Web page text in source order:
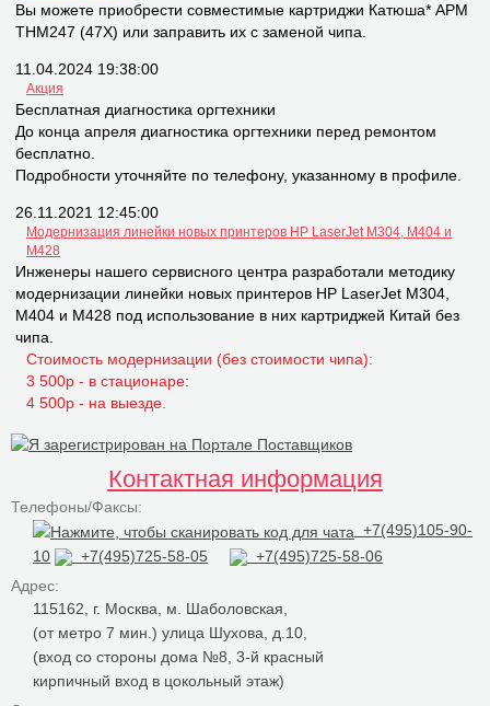
Вы можете приобрести совместимые картриджи Катюша* APM
THM247 (47X) или заправить их с заменой чипа.
11.04.2024 19:38:00
Акция
Бесплатная диагностика оргтехники
До конца апреля диагностика оргтехники перед ремонтом
бесплатно.
Подробности уточняйте по телефону, указанному в профиле.
26.11.2021 12:45:00
Модернизация линейки новых принтеров НР LaserJet M304, M404 и
M428
Инженеры нашего сервисного центра разработали методику
модернизации линейки новых принтеров НР LaserJet M304,
M404 и M428 под использование в них картриджей Китай без
чипа.
Стоимость модернизации (без стоимости чипа):
3 500р - в стационаре:
4 500р - на выезде.
Контактная информация
Телефоны/Факсы:
+7(495)105-90-
10
+7(495)725-58-05
+7(495)725-58-06
Адрес:
115162, г. Москва, м. Шаболовская,
(от метро 7 мин.) улица Шухова, д.10,
(вход со стороны дома №8, 3-й красный
кирпичный вход в цокольный этаж)